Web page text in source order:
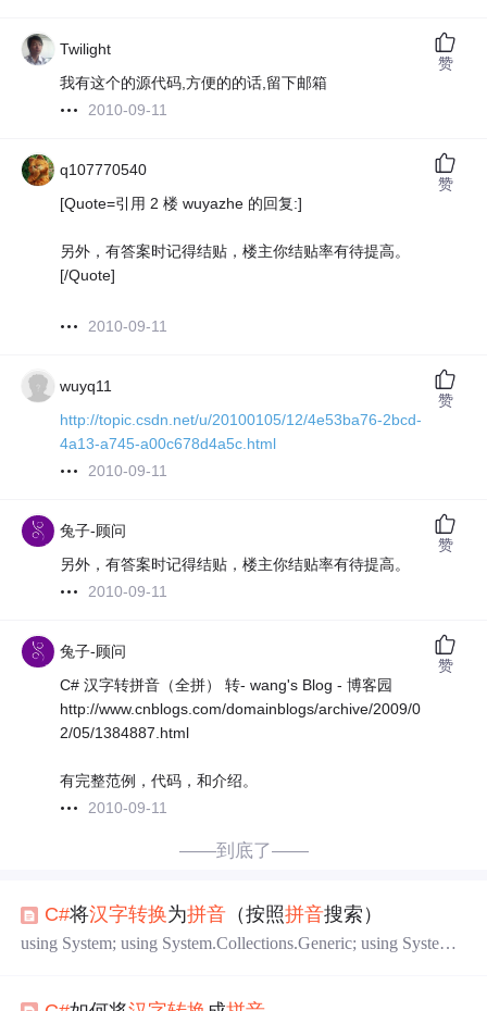
Twilight
我有这个的源代码,方便的的话,留下邮箱
2010-09-11
赞
q107770540
[Quote=引用 2 楼 wuyazhe 的回复:]
另外，有答案时记得结贴，楼主你结贴率有待提高。
[/Quote]
2010-09-11
赞
wuyq11
http://topic.csdn.net/u/20100105/12/4e53ba76-2bcd-
4a13-a745-a00c678d4a5c.html
2010-09-11
赞
兔子-顾问
另外，有答案时记得结贴，楼主你结贴率有待提高。
2010-09-11
赞
兔子-顾问
C# 汉字转拼音（全拼） 转- wang's Blog - 博客园
http://www.cnblogs.com/domainblogs/archive/2009/0
2/05/1384887.html
有完整范例，代码，和介绍。
2010-09-11
赞
——到底了——
C#将汉字转换为拼音 （按照拼音搜索）
using System; using System.Collections.Generic; using System.